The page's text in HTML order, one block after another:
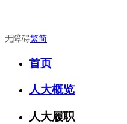
无障碍繁简
首页
人大概览
人大履职